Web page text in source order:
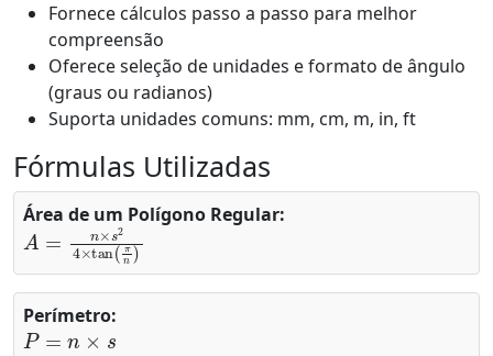
Fornece cálculos passo a passo para melhor
compreensão
Oferece seleção de unidades e formato de ângulo
(graus ou radianos)
Suporta unidades comuns: mm, cm, m, in, ft
Fórmulas Utilizadas
Área de um Polígono Regular:
A=n×s24×tan(πn)
Perímetro:
P=n×s